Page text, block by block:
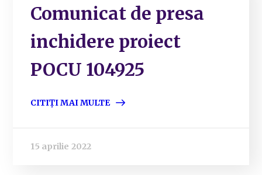
Comunicat de presa
inchidere proiect
POCU 104925
CITIȚI MAI MULTE
15 aprilie 2022